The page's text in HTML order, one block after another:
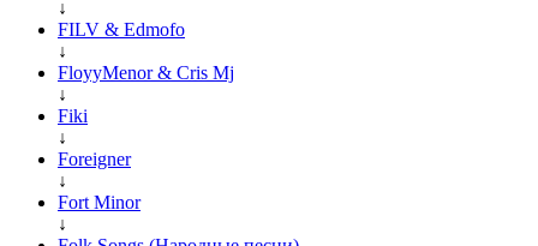
↓
FILV & Edmofo
↓
FloyyMenor & Cris Mj
↓
Fiki
↓
Foreigner
↓
Fort Minor
↓